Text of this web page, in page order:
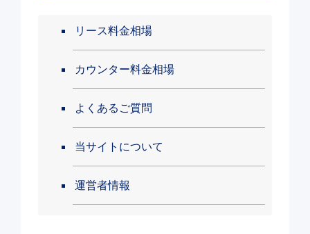
リース料金相場
カウンター料金相場
よくあるご質問
当サイトについて
運営者情報